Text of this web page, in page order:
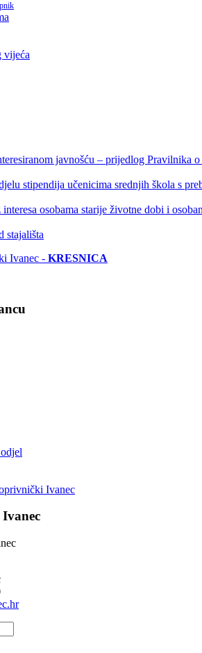
vijeća
javnošću – prijedlog Pravilnika
stipendija učenicima srednjih škola s
osobama starije životne dobi i
stajališta
Ivanec - KRESNICA
Ivanec